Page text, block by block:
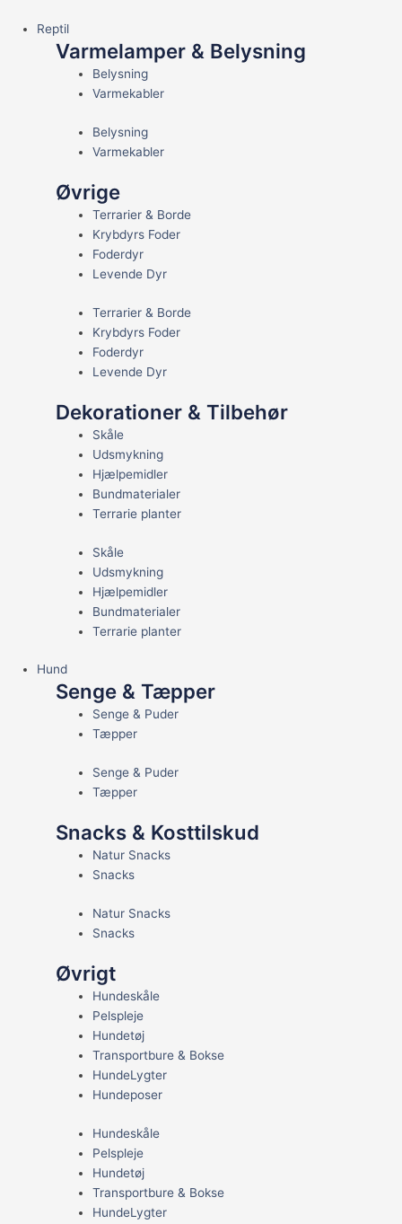
Reptil
Varmelamper & Belysning
Belysning
Varmekabler
Belysning
Varmekabler
Øvrige
Terrarier & Borde
Krybdyrs Foder
Foderdyr
Levende Dyr
Terrarier & Borde
Krybdyrs Foder
Foderdyr
Levende Dyr
Dekorationer & Tilbehør
Skåle
Udsmykning
Hjælpemidler
Bundmaterialer
Terrarie planter
Skåle
Udsmykning
Hjælpemidler
Bundmaterialer
Terrarie planter
Hund
Senge & Tæpper
Senge & Puder
Tæpper
Senge & Puder
Tæpper
Snacks & Kosttilskud
Natur Snacks
Snacks
Natur Snacks
Snacks
Øvrigt
Hundeskåle
Pelspleje
Hundetøj
Transportbure & Bokse
HundeLygter
Hundeposer
Hundeskåle
Pelspleje
Hundetøj
Transportbure & Bokse
HundeLygter